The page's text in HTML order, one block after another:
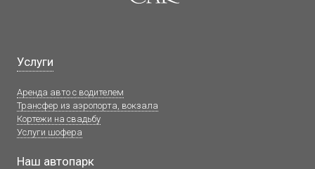
Услуги
Аренда авто с водителем
Трансфер из аэропорта, вокзала
Кортежи на свадьбу
Услуги шофера
Наш автопарк